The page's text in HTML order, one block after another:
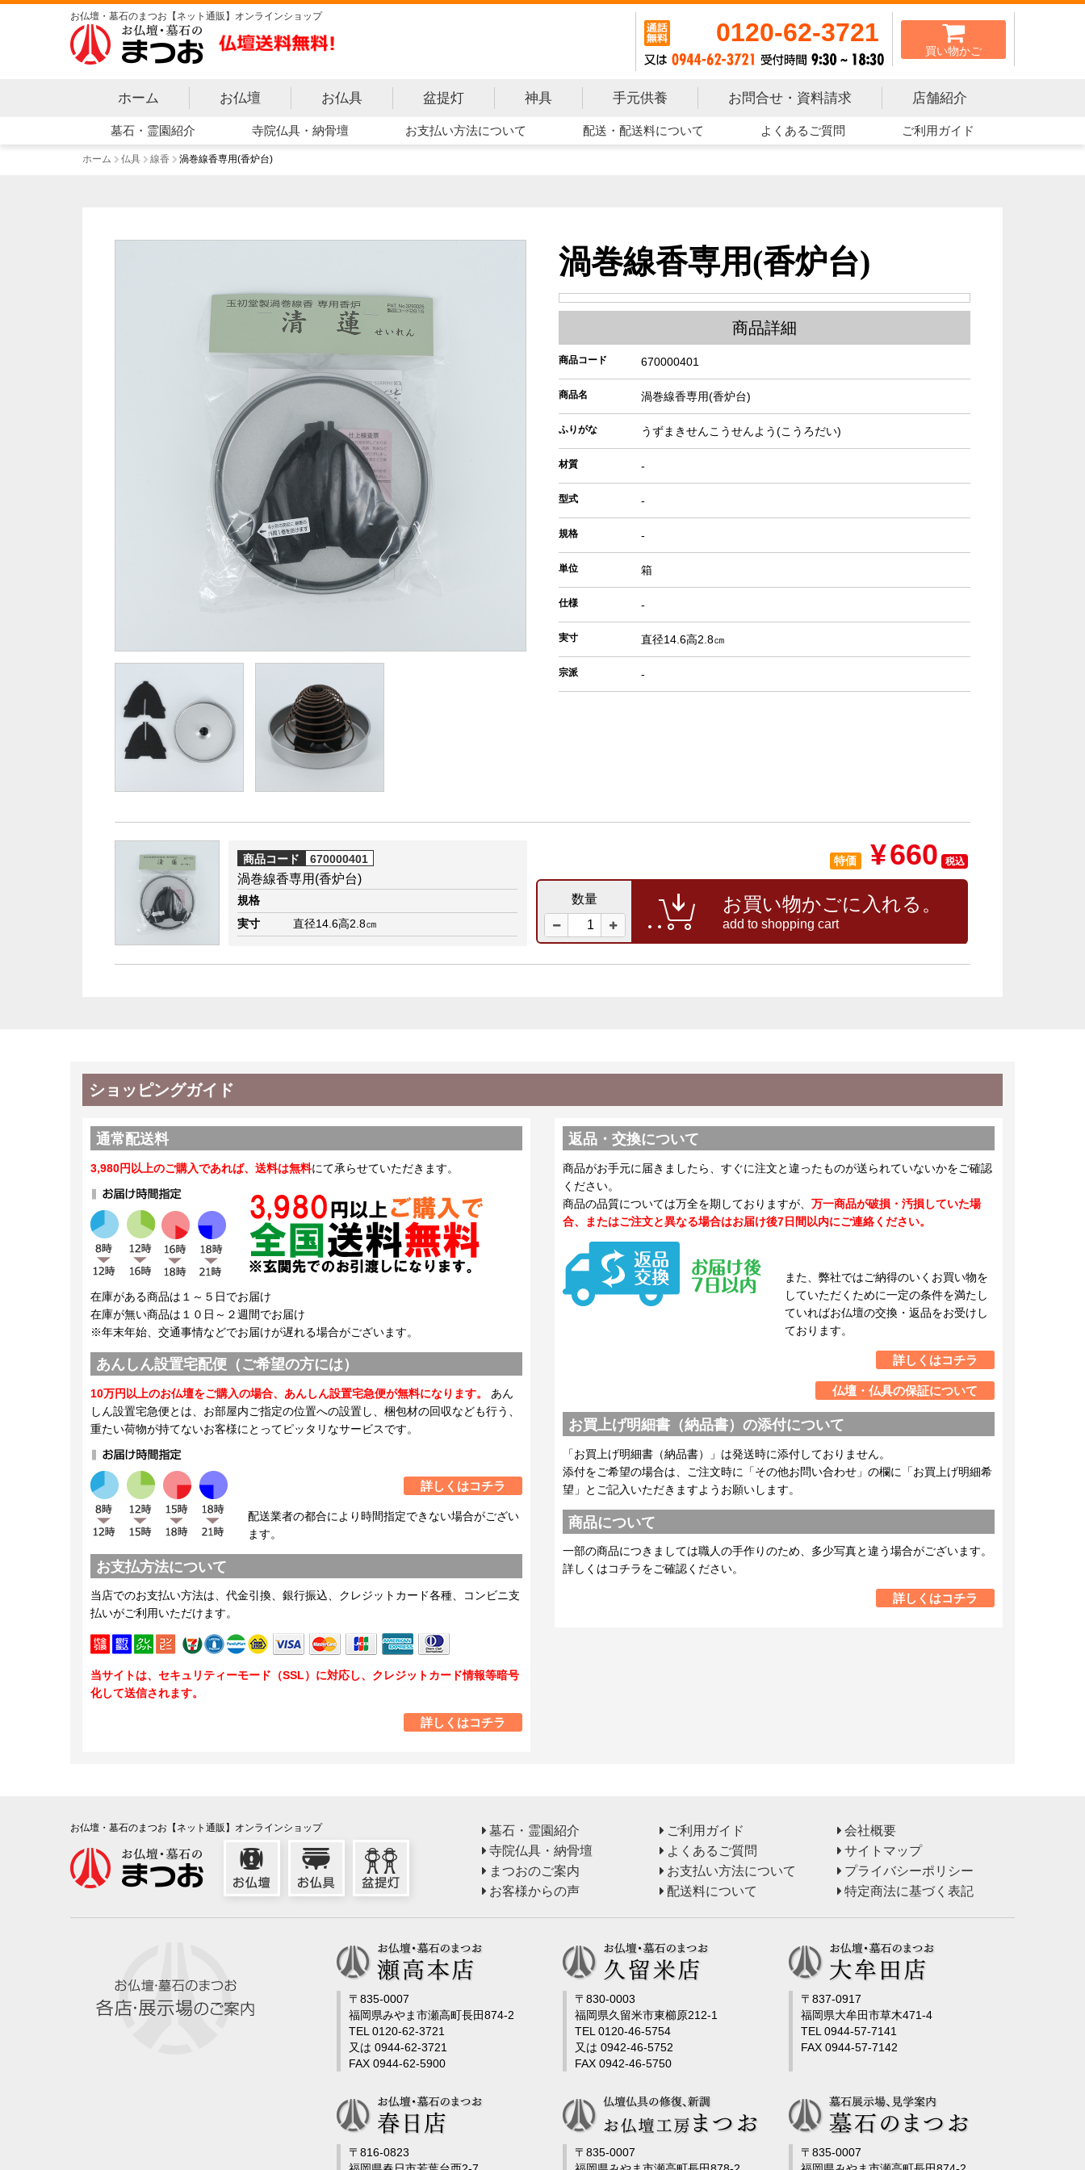
お仏壇・墓石のまつお【ネット通販】オンラインショップ
0120-62-3721
買い物かご
ホーム お仏壇 お仏具 盆提灯 神具 手元供養 お問合せ・資料請求 店舗紹介
墓石・霊園紹介 寺院仏具・納骨壇 お支払い方法について 配送・配送料について よくあるご質問 ご利用ガイド
ホーム 仏具 線香 渦巻線香専用(香炉台)
渦巻線香専用(香炉台)
商品詳細
商品コード 670000401
商品名 渦巻線香専用(香炉台)
ふりがな うずまきせんこうせんよう(こうろだい)
材質 -
型式 -
規格 -
単位 箱
仕様 -
実寸 直径14.6高2.8㎝
宗派 -
商品コード 670000401
渦巻線香専用(香炉台)
規格
実寸
直径14.6高2.8㎝
特価 ¥660 税込
数量 お買い物かごに入れる。
add to shopping cart
ショッピングガイド
通常配送料
3,980円以上のご購入であれば、送料は無料にて承らせていただきます。
在庫がある商品は１～５日でお届け
在庫が無い商品は１０日～２週間でお届け
※年末年始、交通事情などでお届けが遅れる場合がございます。
あんしん設置宅配便（ご希望の方には）
10万円以上のお仏壇をご購入の場合、あんしん設置宅急便が無料になります。
あん
しん設置宅急便とは、お部屋内ご指定の位置への設置し、梱包材の回収なども行う、
重たい荷物が持てないお客様にとってピッタリなサービスです。
詳しくはコチラ
配送業者の都合により時間指定できない場合がござい
ます。
お支払方法について
当店でのお支払い方法は、代金引換、銀行振込、クレジットカード各種、コンビニ支
払いがご利用いただけます。
当サイトは、セキュリティーモード（SSL）に対応し、クレジットカード情報等暗号
化して送信されます。
詳しくはコチラ
返品・交換について
商品がお手元に届きましたら、すぐに注文と違ったものが送られていないかをご確認
ください。
商品の品質については万全を期しておりますが、 万一商品が破損・汚損していた場
合、またはご注文と異なる場合はお届け後7日間以内にご連絡ください。
また、弊社ではご納得のいくお買い物を
していただくために一定の条件を満たし
ていればお仏壇の交換・返品をお受けし
ております。
詳しくはコチラ
仏壇・仏具の保証について
お買上げ明細書（納品書）の添付について
「お買上げ明細書（納品書）」は発送時に添付しておりません。
添付をご希望の場合は、ご注文時に「その他お問い合わせ」の欄に「お買上げ明細希
望」とご記入いただきますようお願いします。
商品について
一部の商品につきましては職人の手作りのため、多少写真と違う場合がございます。
詳しくはコチラをご確認ください。
詳しくはコチラ
お仏壇・墓石のまつお【ネット通販】オンラインショップ
墓石・霊園紹介
寺院仏具・納骨壇
まつおのご案内
お客様からの声
ご利用ガイド
よくあるご質問
お支払い方法について
配送料について
会社概要
サイトマップ
プライバシーポリシー
特定商法に基づく表記
〒835-0007
福岡県みやま市瀬高町長田874-2
TEL 0120-62-3721
又は 0944-62-3721
FAX 0944-62-5900
〒830-0003
福岡県久留米市東櫛原212-1
TEL 0120-46-5754
又は 0942-46-5752
FAX 0942-46-5750
〒837-0917
福岡県大牟田市草木471-4
TEL 0944-57-7141
FAX 0944-57-7142
〒816-0823
〒835-0007
〒835-0007